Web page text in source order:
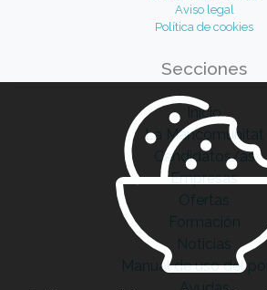
Aviso legal
Política de cookies
Secciones
Inicio
La Mancomunitat
Candidatos/as
Empresas
Ofertas
Formación
Noticias
Manual de uso del